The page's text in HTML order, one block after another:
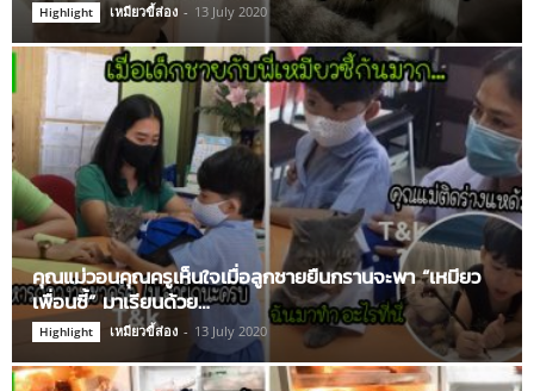
Highlight เหมียวขี้ส่อง - 13 July 2020
คุณแม่วอนคุณครูเห็นใจเมื่อลูกชายยืนกรานจะพา “เหมียว
เพื่อนซี้” มาเรียนด้วย…
Highlight เหมียวขี้ส่อง - 13 July 2020